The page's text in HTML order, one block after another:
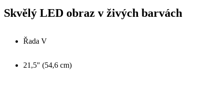
Skvělý LED obraz v živých barvách
Řada V
21,5" (54,6 cm)